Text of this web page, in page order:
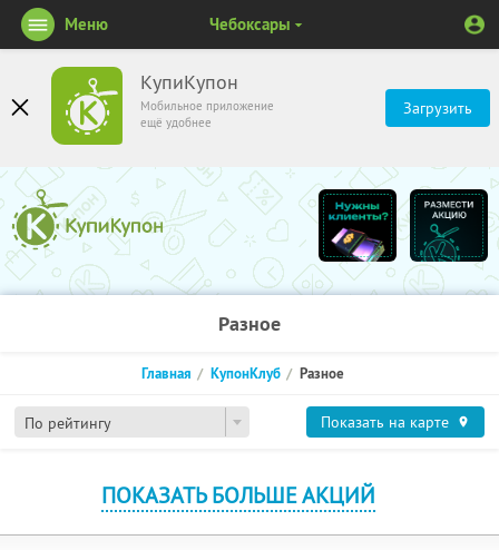
КупиКупон
Мобильное приложение
ещё удобнее
Загрузить
Меню Чебоксары
Разное
По рейтингу
Главная КупонКлуб Разное
Показать на карте
ПОКАЗАТЬ БОЛЬШЕ АКЦИЙ